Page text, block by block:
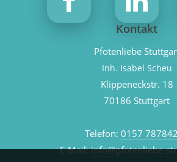
Kontakt
Pfotenliebe
Inh. Isabel Scheu
Klippeneckstr. 18
70186 Stuttgart
Telefon: 0157
E-Mail:info@pfotenliebe-